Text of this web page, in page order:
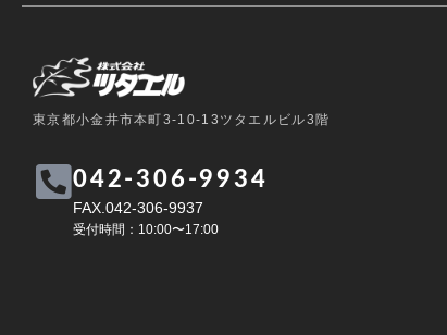
東京都小金井市本町3-10-13ツタエルビル3階
042-306-9934
FAX.042-306-9937
受付時間：10:00〜17:00